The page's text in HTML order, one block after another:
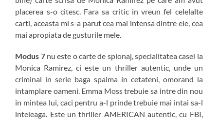
placerea s-o citesc. Fara sa critic in vreun fel celelalte
carti, aceasta mi s-a parut cea mai intensa dintre ele, cea
mai apropiata de gusturile mele.
Modus 7nu este o carte de spionaj, specialitatea casei la
Monica Ramirez, ci este un thriller autentic, unde un
criminal in serie baga spaima in cetateni, omorand la
intamplare oameni. Emma Moss trebuie sa intre din nou
in mintea lui, caci pentru a-l prinde trebuie mai intai sa-l
inteleaga. Este un thriller AMERICAN autentic, cu FBI,